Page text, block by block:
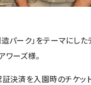
ーク」をテーマにした
ーズ様。
決済を入園時のチケッ